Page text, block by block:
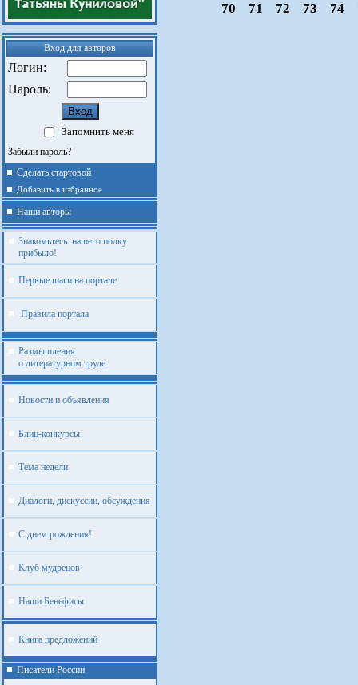
Вход для авторов
Логин:
Пароль:
Запомнить меня
Забыли пароль?
Сделать стартовой
Добавить в избранное
Наши авторы
Знакомьтесь: нашего полку
прибыло!
Первые шаги на портале
Правила портала
Размышления
о литературном труде
Новости и объявления
Блиц-конкурсы
Тема недели
Диалоги, дискуссии, обсуждения
С днем рождения!
Клуб мудрецов
Наши Бенефисы
Книга предложений
Писатели России
70
71 72 73 74